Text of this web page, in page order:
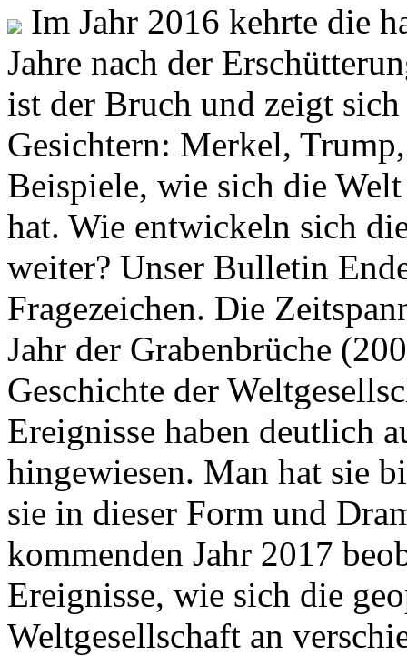
Im Jahr 2016 kehrte die
Jahre nach der
ist der Bruch und zeigt
Gesichtern: Merkel,
Beispiele, wie sich die
hat. Wie entwickeln sich
weiter? Unser Bulletin
Fragezeichen. Die
Jahr der Grabenbrüche
Geschichte der
Ereignisse haben deutlich
hingewiesen. Man hat sie
sie in dieser Form und
kommenden Jahr 2017
Ereignisse, wie sich die
Weltgesellschaft an